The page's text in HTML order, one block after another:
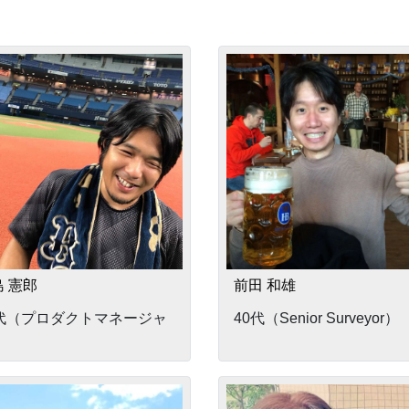
憲郎
（プロダクトマネージャ
前田 和雄
40代（Senior Surveyor）